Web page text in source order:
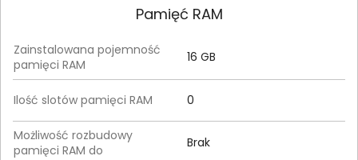
Pamięć RAM
Zainstalowana pojemność
pamięci RAM
16 GB
Ilość slotów pamięci RAM 0
Możliwość rozbudowy
pamięci RAM do
Brak